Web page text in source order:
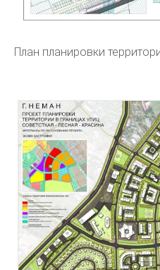
План планировки